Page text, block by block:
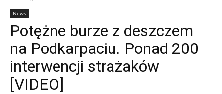
News
Potężne burze z deszczem
na Podkarpaciu. Ponad 200
interwencji strażaków
[VIDEO]